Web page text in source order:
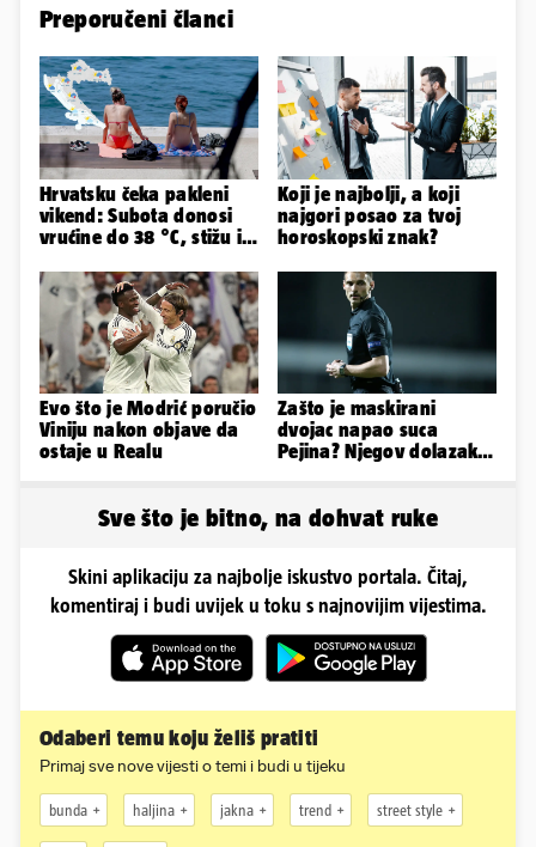
Preporučeni članci
Hrvatsku čeka pakleni
vikend: Subota donosi
vrućine do 38 °C, stižu i
Koji je najbolji, a koji
najgori posao za tvoj
horoskopski znak?
Evo što je Modrić poručio
Viniju nakon objave da
ostaje u Realu
Zašto je maskirani
dvojac napao suca
Pejina? Njegov dolazak u
Sve što je bitno, na dohvat ruke
Skini aplikaciju za najbolje iskustvo portala. Čitaj,
komentiraj i budi uvijek u toku s najnovijim vijestima.
Odaberi temu koju želiš pratiti
Primaj sve nove vijesti o temi i budi u tijeku
bunda haljina jakna trend street style